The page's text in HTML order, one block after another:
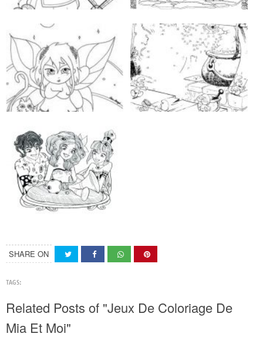
SHARE ON
TAGS:
Related Posts of "Jeux De Coloriage De
Mia Et Moi"